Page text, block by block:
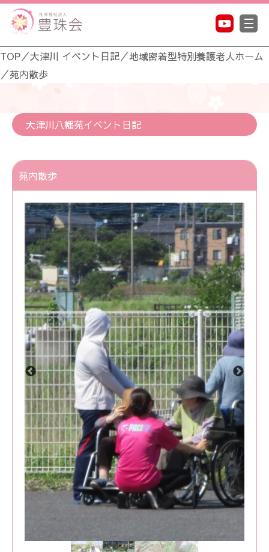
TOP／大津川 イベント日記／地域密着型特別養護老人ホーム
／苑内散歩
大津川八幡苑イベント日記
苑内散歩